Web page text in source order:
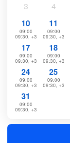
3
4
10
09:00
09:30, +3
11
09:00
09:30, +3
17
09:00
09:30, +3
18
09:00
09:30, +3
24
09:00
09:30, +3
25
09:00
09:30, +3
31
09:00
09:30, +3